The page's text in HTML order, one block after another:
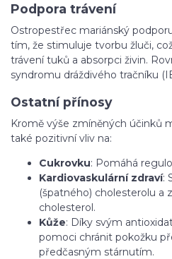
Podpora trávení
Ostropestřec mariánský
tím, že stimuluje tvorbu žluči,
trávení tuků a absorpci živin.
syndromu dráždivého tračníku
Ostatní přínosy
Kromě výše zmíněných účinků
také pozitivní vliv na:
Cukrovku: Pomáhá
Kardiovaskulární zdraví:
(špatného) cholesterolu a
cholesterol.
Kůže: Díky svým
pomoci chránit pokožku
předčasným stárnutím.